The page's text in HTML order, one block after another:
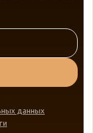
данных